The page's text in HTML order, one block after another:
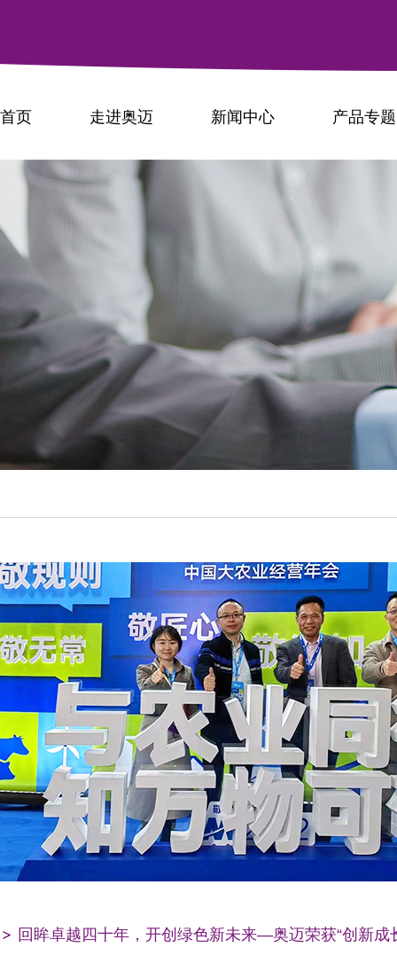
首页 走进奥迈 新闻中心 产品专题
回眸卓越四十年，开创绿色新未来—奥迈荣获“创新成